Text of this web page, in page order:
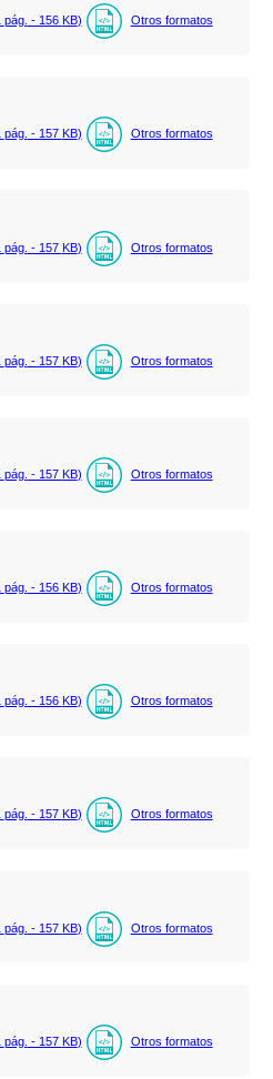
pág. - 156 KB) Otros formatos
pág. - 157 KB) Otros formatos
pág. - 157 KB) Otros formatos
pág. - 157 KB) Otros formatos
pág. - 157 KB) Otros formatos
pág. - 156 KB) Otros formatos
pág. - 156 KB) Otros formatos
pág. - 157 KB) Otros formatos
pág. - 157 KB) Otros formatos
pág. - 157 KB) Otros formatos